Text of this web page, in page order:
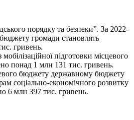
порядку та безпеки”. За 2022-
громади становлять
гривень.
підготовки місцевого
понад 1 млн 131 тис. гривень.
бюджету державному бюджету
соціально-економічного розвитку
6 млн 397 тис. гривень.